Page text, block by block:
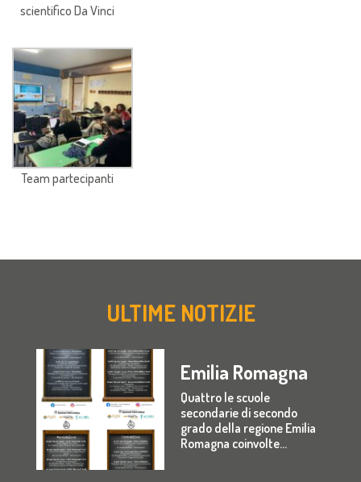
scientifico Da Vinci
Team partecipanti
ULTIME NOTIZIE
Puglia
In Puglia sono state
quattro le scuole
secondarie di secondo
grado che...